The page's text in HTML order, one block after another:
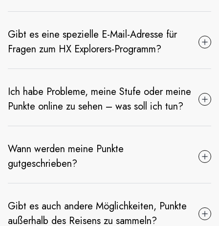
Gibt es eine spezielle E-Mail-Adresse für
Fragen zum HX Explorers-Programm?
Ich habe Probleme, meine Stufe oder meine
Punkte online zu sehen – was soll ich tun?
Wann werden meine Punkte
gutgeschrieben?
Gibt es auch andere Möglichkeiten, Punkte
außerhalb des Reisens zu sammeln?